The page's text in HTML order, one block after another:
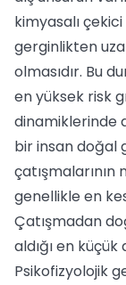
kimyasalı
gerginlikten
olmasıdır. Bu
en yüksek risk
dinamiklerinde
bir insan doğal
genellikle en
Çatışmadan
aldığı en
Psikofizyolojik